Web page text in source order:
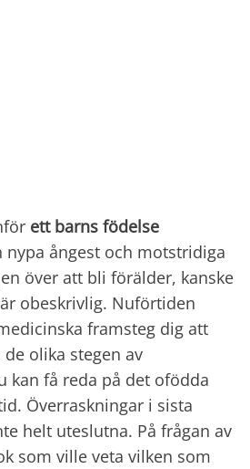
ett barns födelse
ångest och motstridiga
över att bli förälder, kanske
obeskrivlig. Nuförtiden
framsteg dig att
olika stegen av
kan få reda på det ofödda
Överraskningar i sista
helt uteslutna. På frågan av
som ville veta vilken som